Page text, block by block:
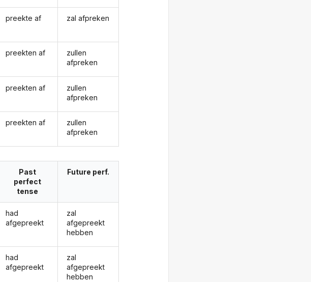
preekte af
preekten af
preekten af
preekten af
zal afpreken
zullen
afpreken
zullen
afpreken
zullen
afpreken
Past
perfect
tense
had
afgepreekt
had
afgepreekt
Future perf.
zal
afgepreekt
hebben
zal
afgepreekt
hebben